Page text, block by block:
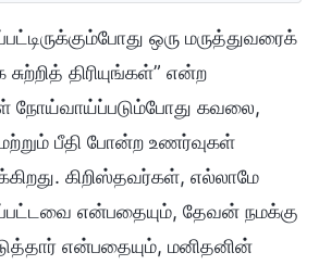
ஒரு மருத்துவரைக்
திரியுங்கள்” என்ற
கவலை,
பீதி போன்ற உணர்வுகள்
கிறிஸ்தவர்கள், எல்லாமே
என்பதையும், தேவன் நமக்கு
என்பதையும், மனிதனின்